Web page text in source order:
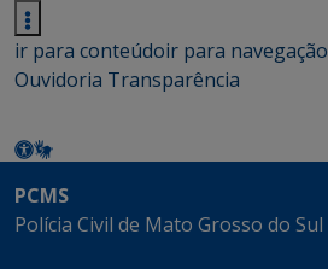
ir para conteúdoir para navegação
Ouvidoria Transparência
PCMS
Polícia Civil de Mato Grosso do Sul